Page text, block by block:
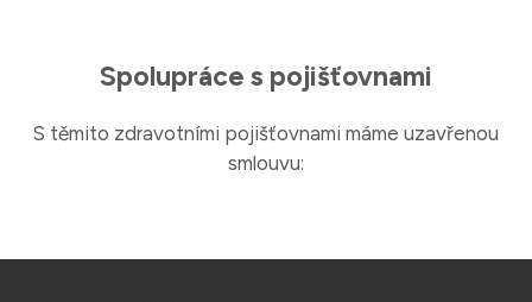
Spolupráce s pojišťovnami
S těmito zdravotními pojišťovnami máme uzavřenou
smlouvu: